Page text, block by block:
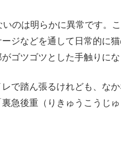
のは明らかに異常です。
ジなどを通して日常的に
ゴツゴツとした手触りにな
で踏ん張るけれども、な
急後重（りきゅうこうじゅ